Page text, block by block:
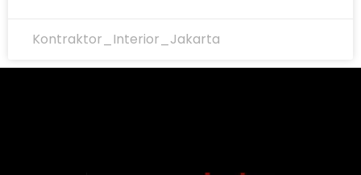
Kontraktor_Interior_Jakarta